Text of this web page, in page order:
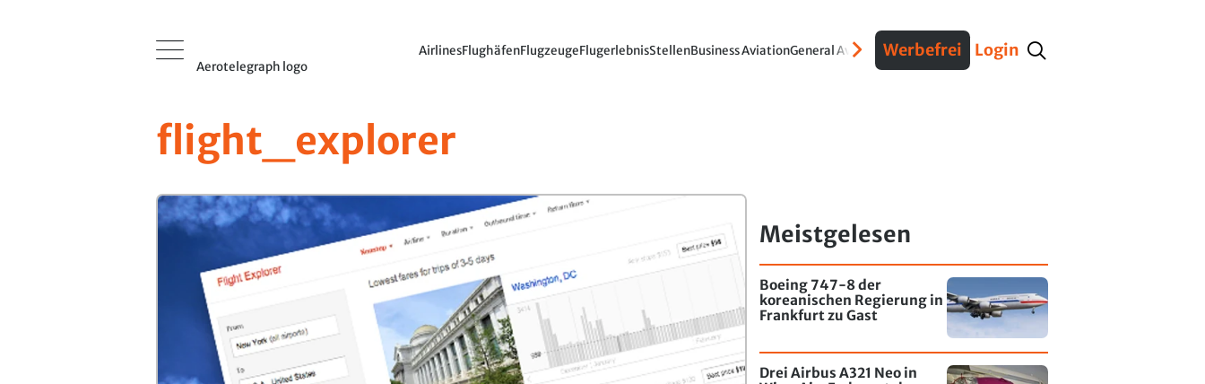
Aerotelegraph logo
AirlinesFlughäfenFlugzeugeFlugerlebnisStellenBusiness AviationGeneral AviationVerteidigungInterviews Fracht
Werbefrei Login
flight_explorer
Meistgelesen
Boeing 747-8 der
koreanischen Regierung in
Frankfurt zu Gast
Drei Airbus A321 Neo in